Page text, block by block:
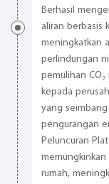
Berhasil
aliran berbasis
meningkatkan
perlindungan
pemulihan
kepada
yang
pengurangan
Peluncuran
rumah,